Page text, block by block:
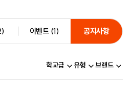
) 이벤트(1) 공지사항
학교급 유형 브랜드